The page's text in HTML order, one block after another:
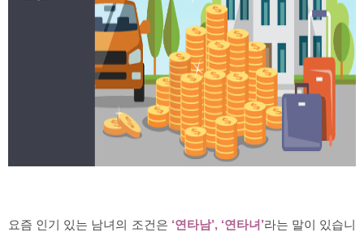
요즘 인기 있는 남녀의 조건은 ‘연타남’, ‘연타녀’라는 말이 있습니